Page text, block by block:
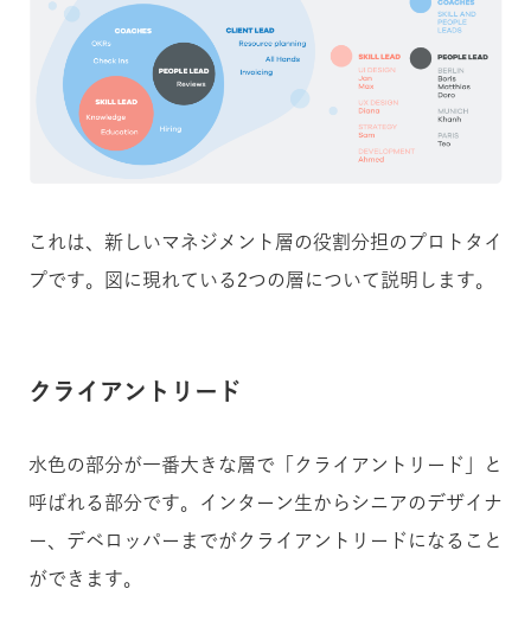
これは、新しいマネジメント層の役割分担のプロトタイ
プです。図に現れている2つの層について説明します。
クライアントリード
水色の部分が一番大きな層で「クライアントリード」と
呼ばれる部分です。インターン生からシニアのデザイナ
ー、デベロッパーまでがクライアントリードになること
ができます。